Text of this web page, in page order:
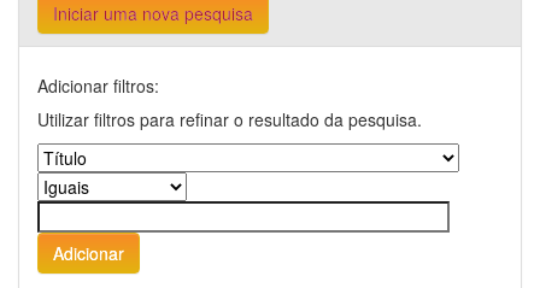
Iniciar uma nova pesquisa
Adicionar filtros:
Utilizar filtros para refinar o resultado da pesquisa.